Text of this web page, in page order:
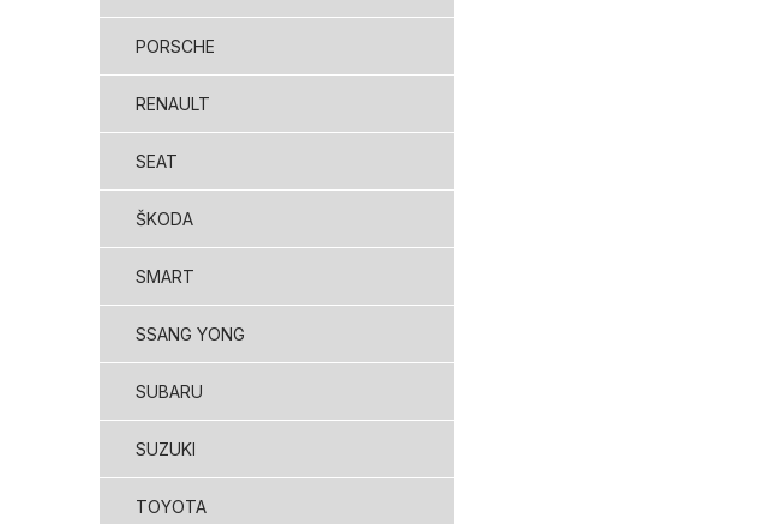
PORSCHE
RENAULT
SEAT
ŠKODA
SMART
SSANG YONG
SUBARU
SUZUKI
TOYOTA